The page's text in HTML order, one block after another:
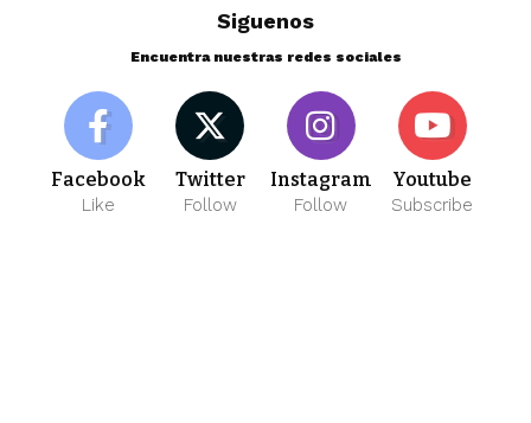
Siguenos
Encuentra nuestras redes sociales
Facebook
Like
Twitter
Follow
Instagram
Follow
Youtube
Subscribe